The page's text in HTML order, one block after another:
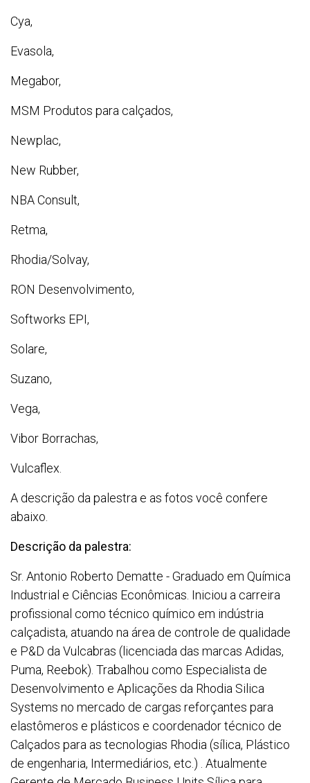
Cya,
Evasola,
Megabor,
MSM Produtos para calçados,
Newplac,
New Rubber,
NBA Consult,
Retma,
Rhodia/Solvay,
RON Desenvolvimento,
Softworks EPI,
Solare,
Suzano,
Vega,
Vibor Borrachas,
Vulcaflex.
A descrição da palestra e as fotos você confere
abaixo.
Descrição da palestra:
Sr. Antonio Roberto Dematte - Graduado em Química
Industrial e Ciências Econômicas. Iniciou a carreira
profissional como técnico químico em indústria
calçadista, atuando na área de controle de qualidade
e P&D da Vulcabras (licenciada das marcas Adidas,
Puma, Reebok). Trabalhou como Especialista de
Desenvolvimento e Aplicações da Rhodia Silica
Systems no mercado de cargas reforçantes para
elastômeros e plásticos e coordenador técnico de
Calçados para as tecnologias Rhodia (sílica, Plástico
de engenharia, Intermediários, etc.) . Atualmente